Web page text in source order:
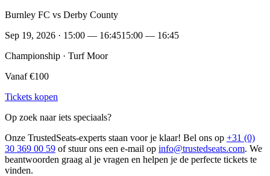
Burnley FC vs Derby County
Sep 19, 2026 · 15:00 — 16:4515:00 — 16:45
Championship · Turf Moor
Vanaf €100
Tickets kopen
Op zoek naar iets speciaals?
Onze TrustedSeats-experts staan voor je klaar! Bel ons op +31 (0)
30 369 00 59 of stuur ons een e-mail op info@trustedseats.com. We
beantwoorden graag al je vragen en helpen je de perfecte tickets te
vinden.